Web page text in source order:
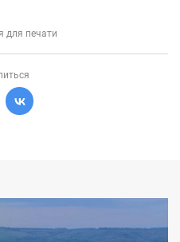
для печати